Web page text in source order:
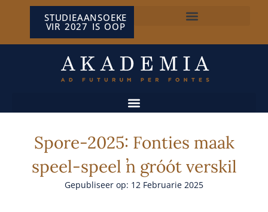
STUDIEAANSOEKE
VIR 2027 IS OOP
Spore-2025: Fonties maak
speel-speel ŉ gróót verskil
Gepubliseer op: 12 Februarie 2025